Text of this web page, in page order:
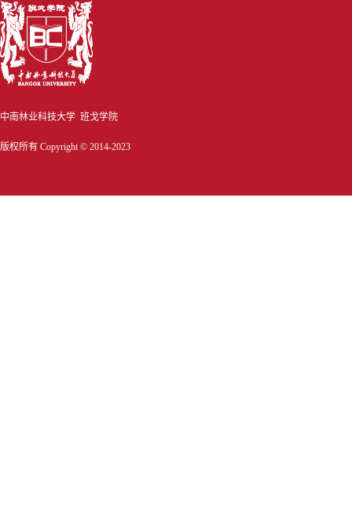
中南林业科技大学 班戈学院
版权所有 Copyright © 2014-2023